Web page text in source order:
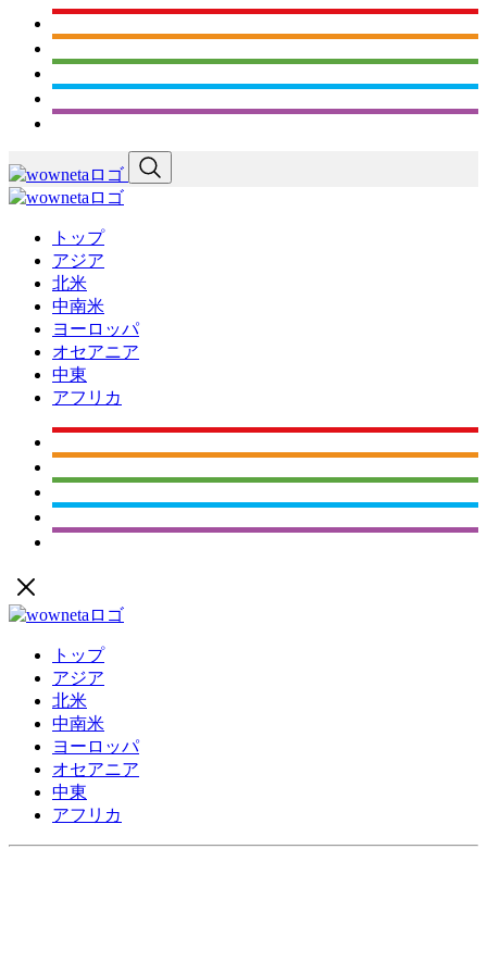
トップ
アジア
北米
中南米
ヨーロッパ
オセアニア
中東
アフリカ
トップ
アジア
北米
中南米
ヨーロッパ
オセアニア
中東
アフリカ